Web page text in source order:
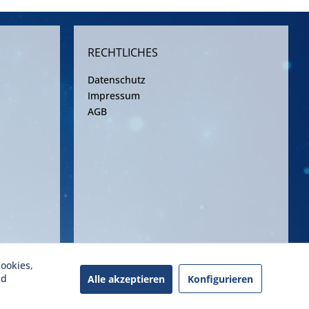
RECHTLICHES
Datenschutz
Impressum
AGB
Alle akzeptieren Konfigurieren